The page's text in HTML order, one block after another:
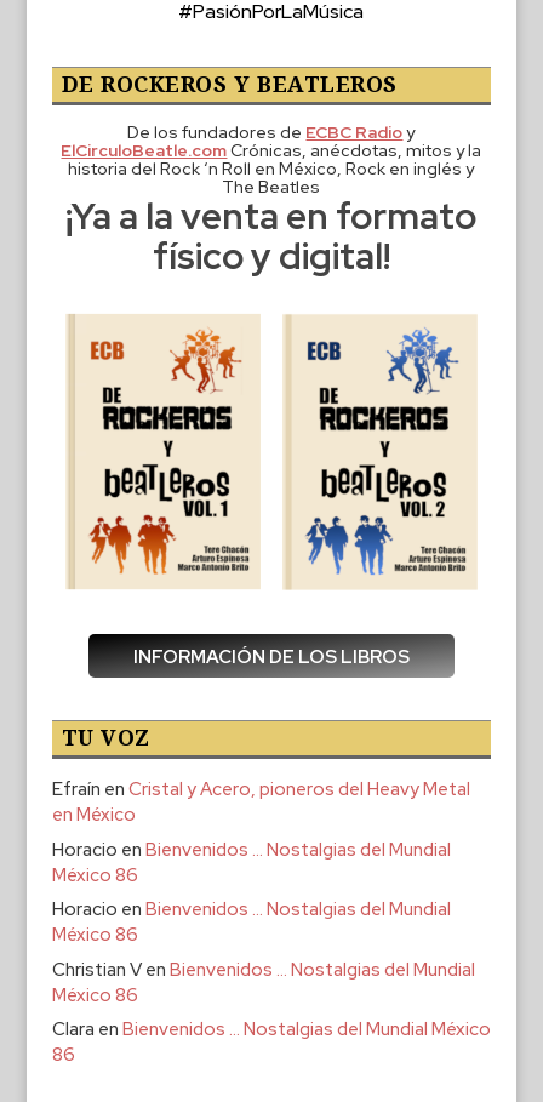
#PasiónPorLaMúsica
DE ROCKEROS Y BEATLEROS
De los fundadores de ECBC Radioy
ElCirculoBeatle.comCrónicas, anécdotas, mitos y la
historia del Rock ‘n Roll en México, Rock en inglés y
The Beatles
¡Ya a la venta en formato
físico y digital!
INFORMACIÓN DE LOS LIBROS
TU VOZ
Efraín en Cristal y Acero, pioneros del Heavy Metal
en México
Horacio en Bienvenidos … Nostalgias del Mundial
México 86
Horacio en Bienvenidos … Nostalgias del Mundial
México 86
Christian Ven Bienvenidos … Nostalgias del Mundial
México 86
Clara en Bienvenidos … Nostalgias del Mundial México
86